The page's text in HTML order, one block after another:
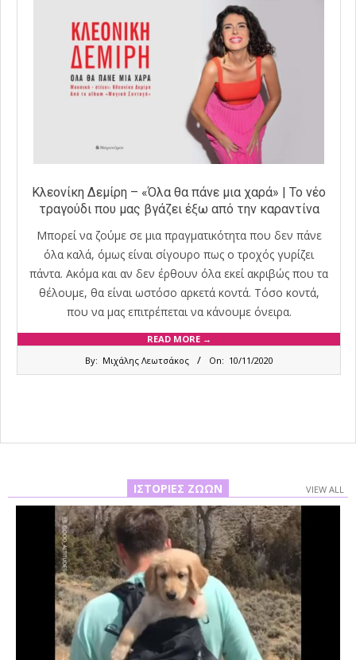
Κλεονίκη Δεμίρη – «Όλα θα πάνε μια χαρά» | Το νέο
τραγούδι που μας βγάζει έξω από την καραντίνα
Μπορεί να ζούμε σε μια πραγματικότητα που δεν πάνε
όλα καλά, όμως είναι σίγουρο πως ο τροχός γυρίζει
πάντα. Ακόμα και αν δεν έρθουν όλα εκεί ακριβώς που τα
θέλουμε, θα είναι ωστόσο αρκετά κοντά. Τόσο κοντά,
που να μας επιτρέπεται να κάνουμε όνειρα.
READ MORE →
By: Μιχάλης Λεωτσάκος On: 10/11/2020
ΙΣΤΟΡΊΕΣ ΖΏΩΝ VIEW ALL